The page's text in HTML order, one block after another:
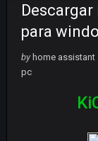
para
by home assistant
pc